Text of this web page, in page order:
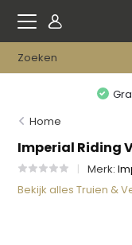
Home
Imperial Riding
Merk:
Bekijk alles Truien &